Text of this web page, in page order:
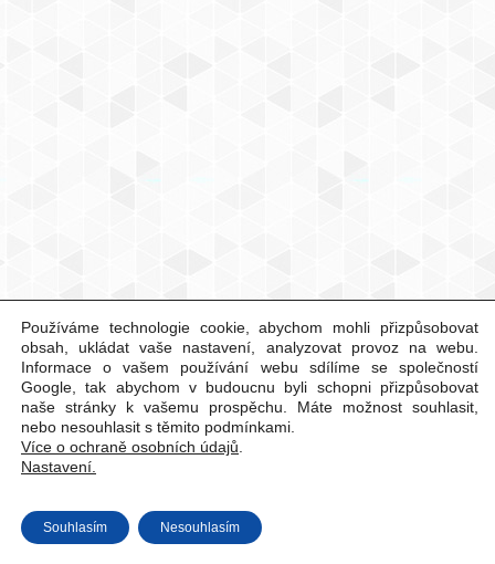
Používáme technologie cookie, abychom mohli přizpůsobovat
obsah, ukládat vaše nastavení, analyzovat provoz na webu.
Informace o vašem používání webu sdílíme se společností
Google, tak abychom v budoucnu byli schopni přizpůsobovat
naše stránky k vašemu prospěchu. Máte možnost souhlasit,
nebo nesouhlasit s těmito podmínkami.
Více o ochraně osobních údajů
Nastavení.
Souhlasím Nesouhlasím